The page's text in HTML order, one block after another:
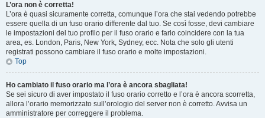
L’ora non è corretta!
L’ora è quasi sicuramente corretta, comunque l’ora che stai vedendo potrebbe
essere quella di un fuso orario differente dal tuo. Se così fosse, devi cambiare
le impostazioni del tuo profilo per il fuso orario e farlo coincidere con la tua
area, es. London, Paris, New York, Sydney, ecc. Nota che solo gli utenti
registrati possono cambiare il fuso orario e molte impostazioni.
Top
Ho cambiato il fuso orario ma l’ora è ancora sbagliata!
Se sei sicuro di aver impostato il fuso orario corretto e l’ora è ancora scorretta,
allora l’orario memorizzato sull’orologio del server non è corretto. Avvisa un
amministratore per correggere il problema.